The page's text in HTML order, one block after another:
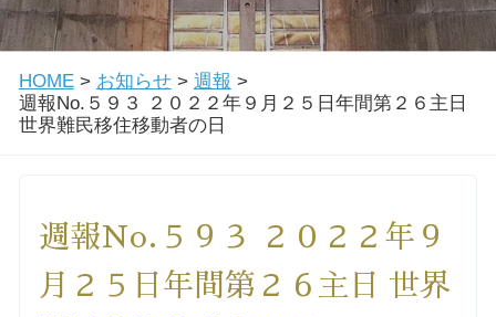
関口教会について
教会学校・中高生会
洗礼を希望される方
講座のご案内
HOME> お知らせ> 週報 >
週報No.５９３ ２０２２年９月２５日年間第２６主日
世界難民移住移動者の日
週報No.５９３ ２０２２年９
月２５日年間第２６主日 世界